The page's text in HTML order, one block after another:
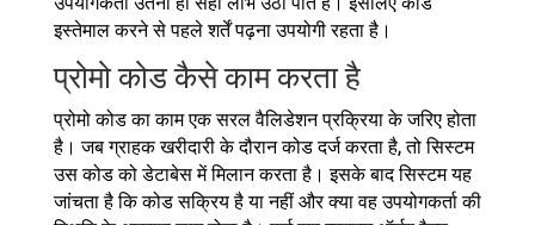
इस्तेमाल करने से पहले शर्तें पढ़ना उपयोगी रहता है।
प्रोमो कोड कैसे काम करता है
प्रोमो कोड का काम एक सरल वैलिडेशन प्रक्रिया के जरिए होता
है। जब ग्राहक खरीदारी के दौरान कोड दर्ज करता है, तो सिस्टम
उस कोड को डेटाबेस में मिलान करता है। इसके बाद सिस्टम यह
जांचता है कि कोड सक्रिय है या नहीं और क्या वह उपयोगकर्ता की